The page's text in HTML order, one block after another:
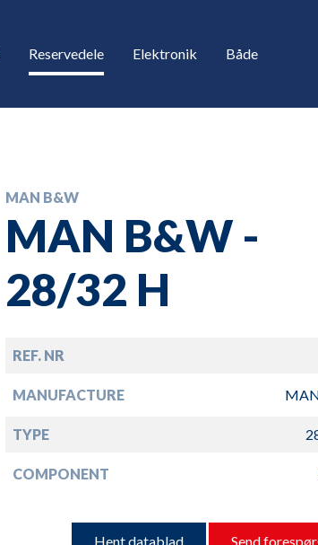
Reservedele Elektronik Både
MAN B&W
MAN B&W -
28/32 H
REF. NR
MANUFACTURE
TYPE
COMPONENT
Hent datablad Send